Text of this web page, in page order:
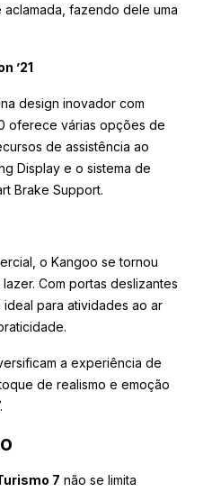
fazendo dele uma
’21
design inovador com
oferece várias opções de
de assistência ao
Display e o sistema de
Brake Support.
o Kangoo se tornou
Com portas deslizantes
para atividades ao ar
a experiência de
de realismo e emoção
7 não se limita